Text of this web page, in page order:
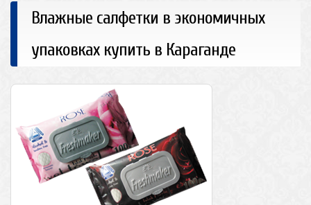
Влажные салфетки в экономичных
упаковках купить в Караганде